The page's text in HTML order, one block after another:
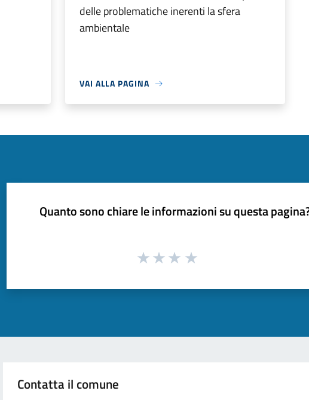
delle problematiche inerenti la sfera
ambientale
VAI ALLA PAGINA
Quanto sono chiare le informazioni su questa
Contatta il comune